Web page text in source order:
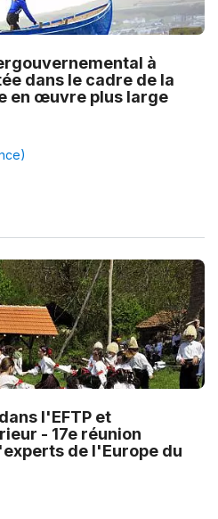
à
dans le cadre de la
en œuvre plus large
l'EFTP et
- 17e réunion
de l'Europe du